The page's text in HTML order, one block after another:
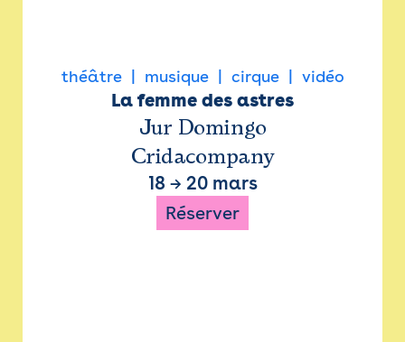
théâtre musique cirque vidéo
La femme des astres
Jur Domingo
Cridacompany
18 → 20 mars
Réserver